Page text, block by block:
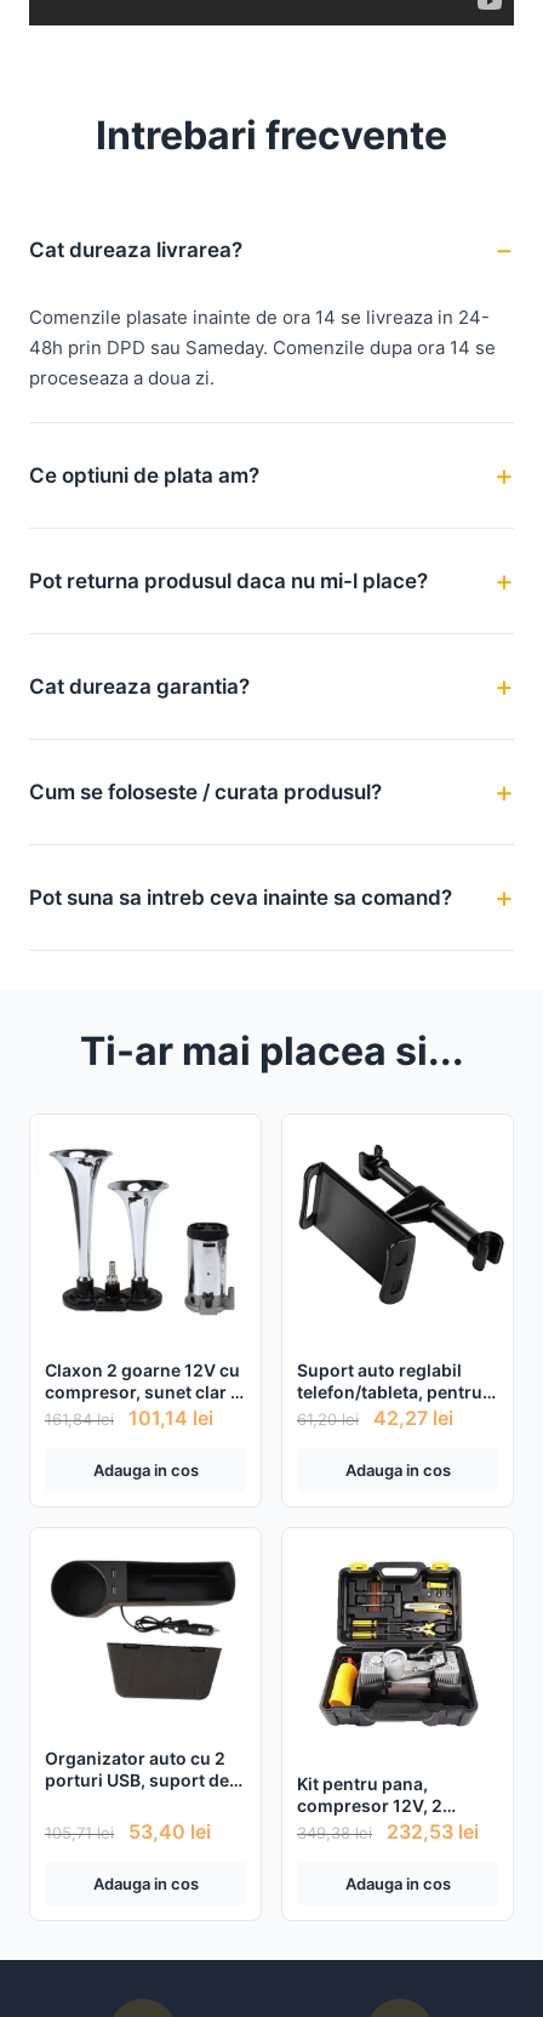
Intrebari frecvente
Cat dureaza livrarea?
Comenzile plasate inainte de ora 14 se livreaza in 24-
48h prin DPD sau Sameday. Comenzile dupa ora 14 se
proceseaza a doua zi.
Ce optiuni de plata am?
Pot returna produsul daca nu mi-l place?
Cat dureaza garantia?
Cum se foloseste / curata produsul?
Pot suna sa intreb ceva inainte sa comand?
Ti-ar mai placea si...
Claxon 2 goarne 12V cu
compresor, sunet clar si
un suflu puternic
161,84lei 101,14 lei
Adauga in cos
Suport auto reglabil
telefon/tableta, pentru
tetiera
61,20lei 42,27 lei
Adauga in cos
Organizator auto cu 2
porturi USB, suport de
telefon
105,71lei 53,40 lei
Adauga in cos
Kit pentru pana,
compresor 12V, 2
cilindri si 7 accesorii
349,38lei 232,53 lei
Adauga in cos